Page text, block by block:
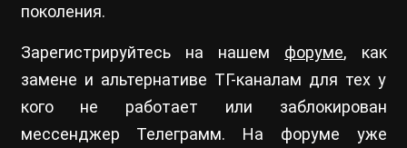
поколения.
Зарегистрируйтесь на нашем форуме, как
замене и альтернативе ТГ-каналам для тех у
кого не работает или заблокирован
мессенджер Телеграмм. На форуме уже